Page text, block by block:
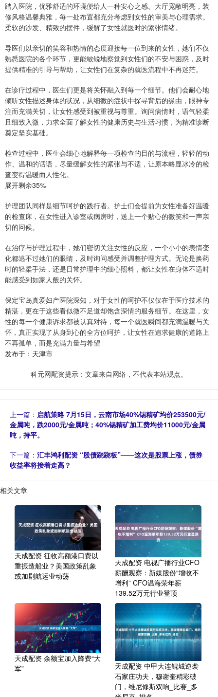
踏入医院，优雅舒适的环境便给人一种安心之感。大厅宽敞明亮，装
修风格温馨典雅，每一处布置都充分考虑到女性的审美与心理需求。
柔软的沙发、精致的摆件，缓解了女性就医时的紧张情绪。
导医们以亲切的笑容和热情的态度迎接每一位到来的女性，她们不仅
熟悉医院的各个环节，更能敏锐地察觉到女性们的不安与困惑，及时
提供精准的引导与帮助，让女性们在复杂的就医流程中不再迷茫。
在诊疗过程中，医生们更是将关怀融入到每一个细节。他们会耐心地
倾听女性描述身体的状况，从细微的症状中探寻背后的缘由，眼神专
注而充满关切，让女性感受到被重视与尊重。询问病情时，语气轻柔
且细致入微，力求全面了解女性的健康历史与生活习惯，为精准诊断
奠定坚实基础。
检查过程中，医生会细心地解释每一项检查的目的与流程，轻轻的动
作、温和的话语，尽量缓解女性的紧张与不适，让原本略显冰冷的检
查变得温暖而人性化。
展开剩余35%
护理团队同样是细节呵护的践行者。护士们会提前为女性准备好温暖
的检查床，在女性进入诊室或病房时，送上一个贴心的微笑和一声亲
切的问候。
在治疗与护理过程中，她们密切关注女性的反应，一个小小的表情变
化都逃不过她们的眼睛，及时询问感受并调整护理方式。无论是换药
时的轻柔手法，还是日常护理中的细心照料，都让女性在身体不适时
能感受到如家人般的关怀。
保定宝岛真爱妇产医院深知，对于女性的呵护不仅仅在于医疗技术的
精湛，更在于这些看似微不足道却饱含深情的服务细节。在这里，女
性的每一个健康诉求都被认真对待，每一个就医瞬间都充满温暖与关
怀，真正实现了从身到心的全方位呵护，让女性在追求健康的道路上
不再孤单，而是充满力量与希望
发布于：天津市
科元网配资提示：文章来自网络，不代表本站观点。
上一篇： 启航策略 7月15日，云南市场40%锡精矿均价253500元/
金属吨，跌2000元/金属吨；40%锡精矿加工费均价11000元/金属
吨，持平。
下一篇： 汇丰鸿利配资 “股债跷跷板”——这次是股票上涨，债券
收益率将接着走高？
相关文章
天成配资 征收高额港口费以
重振造船业？美国政策乱象
或加剧航运业动荡
天成配资 电视广播行业CFO
薪酬观察：新媒股份“增收不
增利” CFO温海荣年薪
139.52万元行业登顶
天成配资 余额宝加入降费“大
军”
天成配资 中甲大连鲲城逆袭
石家庄功夫，穆谢奎精彩破
门，维尼修斯双响_比赛_多